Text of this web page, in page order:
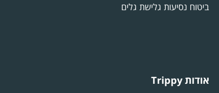
ביטוח נסיעות גלישת גלים
אודות Trippy